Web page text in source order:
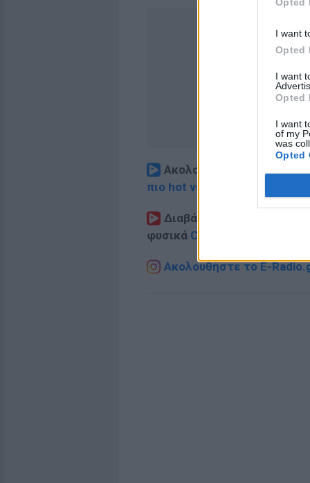
I want
Opted
I want
Opted
I want
of my
was
Opted
Ακολουθήστε το E-
πιο hot νέα
Διαβάστε περισσότερα
φυσικά Celebrities
Ακολουθήστε το E-